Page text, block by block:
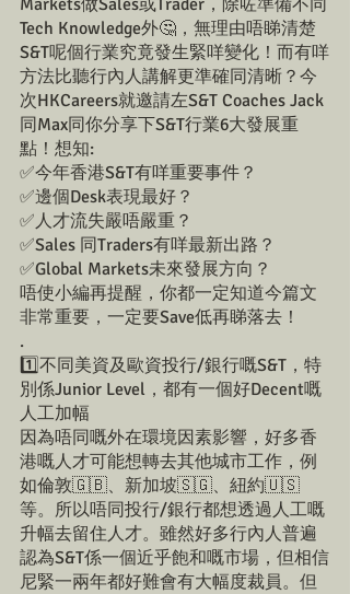
Markets做Sales或Trader，除咗準備不同
Tech Knowledge外🤔，無理由唔睇清楚
S&T呢個行業究竟發生緊咩變化！而有咩
方法比聽行內人講解更準確同清晰？今
次HKCareers就邀請左S&T Coaches Jack
同Max同你分享下S&T行業6大發展重
點！想知:
✅今年香港S&T有咩重要事件？
✅邊個Desk表現最好？
✅人才流失嚴唔嚴重？
✅Sales 同Traders有咩最新出路？
✅Global Markets未來發展方向？
唔使小編再提醒，你都一定知道今篇文
非常重要，一定要Save低再睇落去！
.
1️⃣不同美資及歐資投行/銀行嘅S&T，特
別係Junior Level，都有一個好Decent嘅
人工加幅
因為唔同嘅外在環境因素影響，好多香
港嘅人才可能想轉去其他城市工作，例
如倫敦🇬🇧、新加坡🇸🇬、紐約🇺🇸
等。所以唔同投行/銀行都想透過人工嘅
升幅去留住人才。雖然好多行內人普遍
認為S&T係一個近乎飽和嘅市場，但相信
尼緊一兩年都好難會有大幅度裁員。但